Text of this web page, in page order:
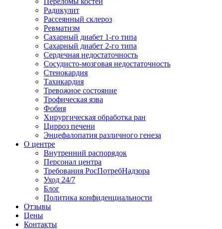
Радикулит
Рассеянный склероз
Ревматизм
Сахарный диабет 1-го типа
Сахарный диабет 2-го типа
Сердечная недостаточность
Сосудисто-мозговая недостаточность
Стенокардия
Тахикардия
Тревожное состояние
Трофическая язва
Фобия
Хирургическая обработка ран
Цирроз печени
Энцефалопатия различного генеза
О центре
Внутренний распорядок
Персонал центра
Требования РосПотребНадзора
Уход 24/7
Блог
Политика конфиденциальности
Отзывы
Цены
Контакты